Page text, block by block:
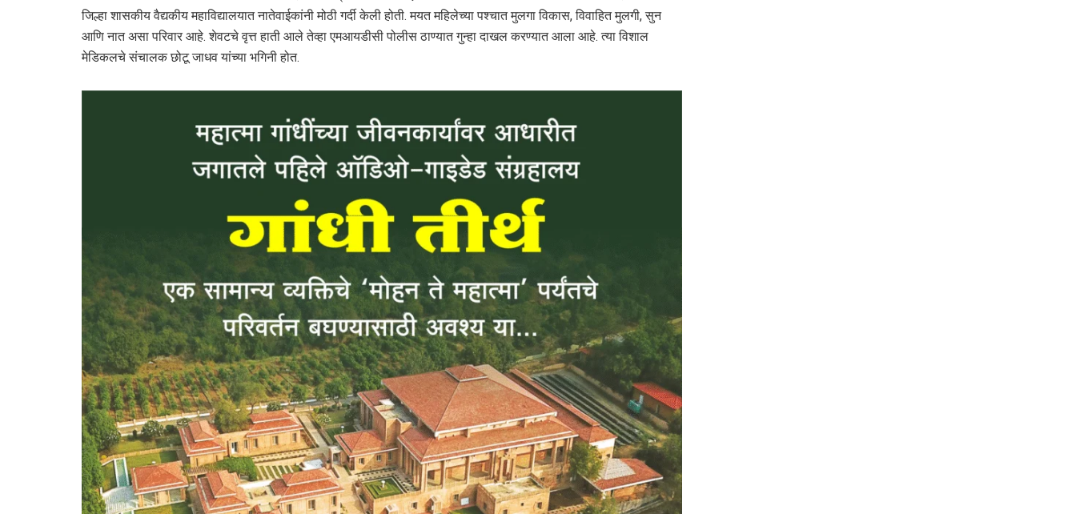
जिल्हा शासकीय वैद्यकीय महाविद्यालयात नातेवाईकांनी मोठी गर्दी केली होती. मयत महिलेच्या पश्चात मुलगा विकास, विवाहित मुलगी, सुन
आणि नात असा परिवार आहे. शेवटचे वृत्त हाती आले तेव्हा एमआयडीसी पोलीस ठाण्यात गुन्हा दाखल करण्यात आला आहे. त्या विशाल
मेडिकलचे संचालक छोटू जाधव यांच्या भगिनी होत.